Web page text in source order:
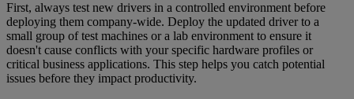
First, always test new drivers in a controlled environment before
deploying them company-wide. Deploy the updated driver to a
small group of test machines or a lab environment to ensure it
doesn't cause conflicts with your specific hardware profiles or
critical business applications. This step helps you catch potential
issues before they impact productivity.